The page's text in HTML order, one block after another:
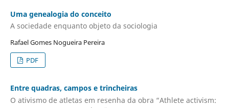
Uma genealogia do conceito
A sociedade enquanto objeto da sociologia
Rafael Gomes Nogueira Pereira
PDF
Entre quadras, campos e trincheiras
O ativismo de atletas em resenha da obra “Athlete activism: